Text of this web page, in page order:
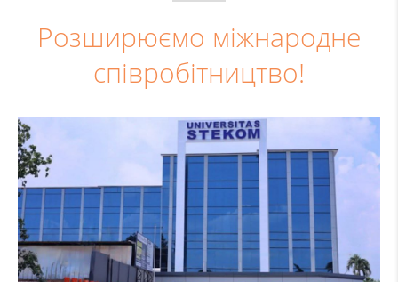
Розширюємо міжнародне
співробітництво!